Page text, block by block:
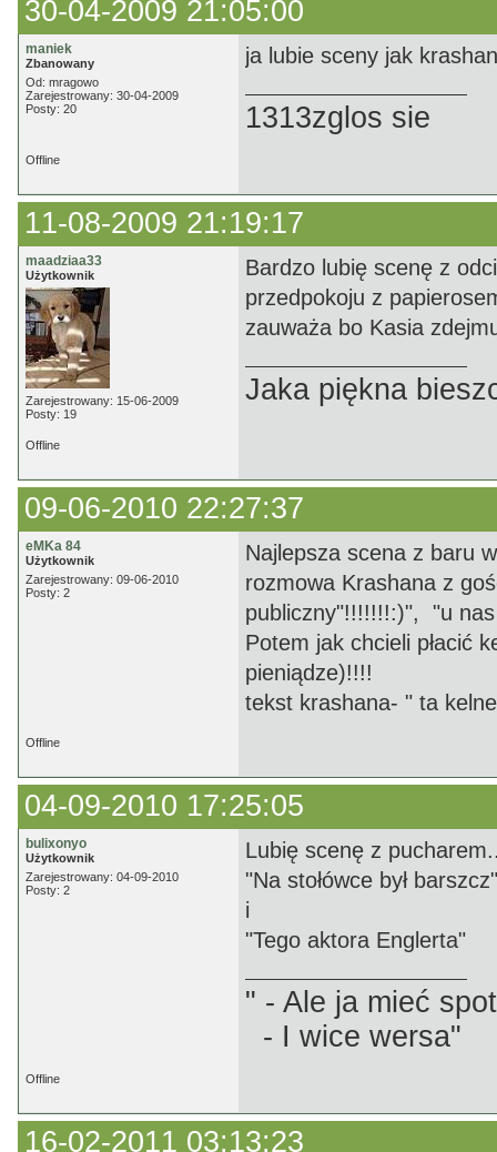
30-04-2009 21:05:00
maniek
Zbanowany
Od: mragowo
Zarejestrowany: 30-04-2009
Posty: 20
ja lubie sceny jak
1313zglos sie
Offline
11-08-2009 21:19:17
maadziaa33
Użytkownik
Zarejestrowany: 15-06-2009
Posty: 19
Bardzo lubię scenę z
przedpokoju z
zauważa bo Kasia
Jaka piękna
Offline
09-06-2010 22:27:37
eMKa 84
Użytkownik
Zarejestrowany: 09-06-2010
Posty: 2
Najlepsza scena z baru
rozmowa Krashana z
publiczny"!!!!!!!:)", "u
Potem jak chcieli płacić
pieniądze)!!!!
tekst krashana- " ta
Offline
04-09-2010 17:25:05
bulixonyo
Użytkownik
Zarejestrowany: 04-09-2010
Posty: 2
Lubię scenę z
"Na stołówce był barszcz"
i
"Tego aktora Englerta"
" - Ale ja mieć
- I wice wersa"
Offline
16-02-2011 03:13:23